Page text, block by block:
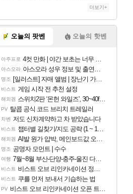
더보기+
오늘의 팟벤 오늘의 핫벤
아주프로 4컷 만화 | 야간 보초는 너무 힘들어
아스오라 아스오라 성우 정보 및 출연작 모음
명조 [일러스트] 자매 앨범 | 장난기 가득한 오후의 공원 (리메이크판)
비스트 게임 시작 전 추천 설정
해외겜 스위치2판 ‘몬헌 와일즈’, 30~40fps 목표 추정
PV 탈콥 공식 코드 브리치 트레일러
차벤 저도 신차계약하고 차 받았습니다
비스트 챕터별 길찾기/지도 공략 (1 ~ 12장)
해외겜 AI발 원가 압박, 메인보드값 오르나
명조 공명자 모먼트 | 수수
여행 7월~8월 부산-단양-충주-울진 다녀왔어요~
비스트 비스트 오브 리인카네이션 정보/공략글 모음
비스트 쿠를 먼저 보내서 기습하는 법
PV 비스트 오브 리인카네이션 오픈 트레일러